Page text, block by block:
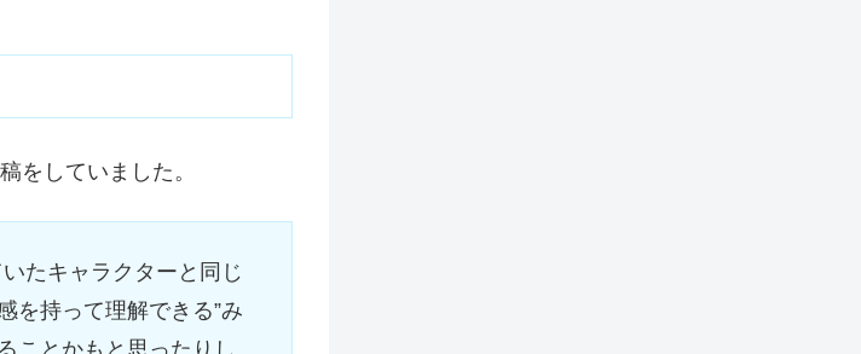
をしていました。
たキャラクターと同じ
を持って理解できる”み
ことかもと思ったりし